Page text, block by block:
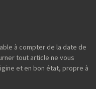
à compter de la date de
tout article ne vous
et en bon état, propre à